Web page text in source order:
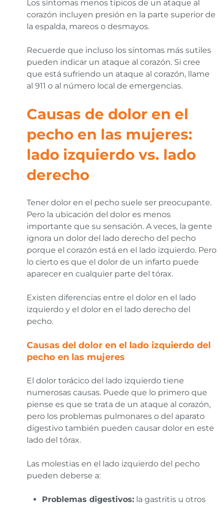
Los síntomas menos típicos de un ataque al
corazón incluyen presión en la parte superior de
la espalda, mareos o desmayos.
Recuerde que incluso los síntomas más sutiles
pueden indicar un ataque al corazón. Si cree
que está sufriendo un ataque al corazón, llame
al 911 o al número local de emergencias.
Causas de dolor en el
pecho en las mujeres:
lado izquierdo vs. lado
derecho
Tener dolor en el pecho suele ser preocupante.
Pero la ubicación del dolor es menos
importante que su sensación. A veces, la gente
ignora un dolor del lado derecho del pecho
porque el corazón está en el lado izquierdo. Pero
lo cierto es que el dolor de un infarto puede
aparecer en cualquier parte del tórax.
Existen diferencias entre el dolor en el lado
izquierdo y el dolor en el lado derecho del
pecho.
Causas del dolor en el lado izquierdo del
pecho en las mujeres
El dolor torácico del lado izquierdo tiene
numerosas causas. Puede que lo primero que
piense es que se trata de un ataque al corazón,
pero los problemas pulmonares o del aparato
digestivo también pueden causar dolor en este
lado del tórax.
Las molestias en el lado izquierdo del pecho
pueden deberse a:
Problemas digestivos:la gastritis u otros